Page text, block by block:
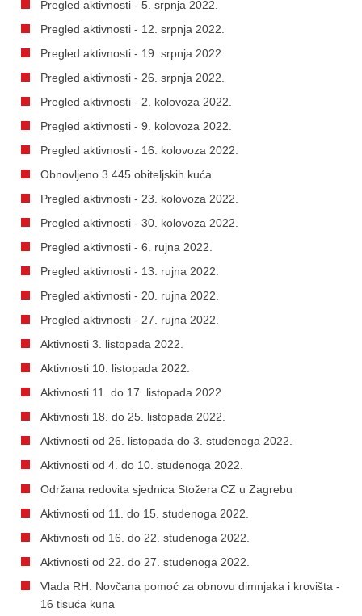
Pregled aktivnosti - 5. srpnja 2022.
Pregled aktivnosti - 12. srpnja 2022.
Pregled aktivnosti - 19. srpnja 2022.
Pregled aktivnosti - 26. srpnja 2022.
Pregled aktivnosti - 2. kolovoza 2022.
Pregled aktivnosti - 9. kolovoza 2022.
Pregled aktivnosti - 16. kolovoza 2022.
Obnovljeno 3.445 obiteljskih kuća
Pregled aktivnosti - 23. kolovoza 2022.
Pregled aktivnosti - 30. kolovoza 2022.
Pregled aktivnosti - 6. rujna 2022.
Pregled aktivnosti - 13. rujna 2022.
Pregled aktivnosti - 20. rujna 2022.
Pregled aktivnosti - 27. rujna 2022.
Aktivnosti 3. listopada 2022.
Aktivnosti 10. listopada 2022.
Aktivnosti 11. do 17. listopada 2022.
Aktivnosti 18. do 25. listopada 2022.
Aktivnosti od 26. listopada do 3. studenoga 2022.
Aktivnosti od 4. do 10. studenoga 2022.
Održana redovita sjednica Stožera CZ u Zagrebu
Aktivnosti od 11. do 15. studenoga 2022.
Aktivnosti od 16. do 22. studenoga 2022.
Aktivnosti od 22. do 27. studenoga 2022.
Vlada RH: Novčana pomoć za obnovu dimnjaka i krovišta -
16 tisuća kuna